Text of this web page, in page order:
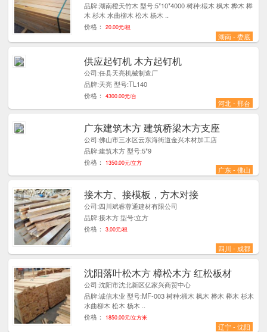
品牌:湖南橙天竹木 型号:5*10*4000 树种:椴木 枫木 桦木 榉
木 杉木 水曲柳木 松木 杨木 ..
价格：
20.00元/根
湖南 - 娄底
供应起钉机 木方起钉机
公司:任县天亮机械制造厂
品牌:天亮 型号:TL140
价格：
4300.00元/台
河北 - 邢台
1
广东建筑木方 建筑桥梁木方支座
公司:佛山市三水区云东海街道金兴木材加工店
品牌:建筑木方 型号:5*9
价格：
1350.00元/立方
广东 - 佛山
4
接木方、接模板，方木对接
公司:四川斌睿蓉通建材有限公司
品牌:接木方 型号:立方
价格：
3.00元/根
四川 - 成都
3
沈阳落叶松木方 樟松木方 红松板材
公司:沈阳市沈北新区亿家兴商贸中心
品牌:诚信木业 型号:MF-003 树种:椴木 枫木 桦木 榉木 杉木
水曲柳木 松木 杨木 ..
价格：
1850.00元/立方米
辽宁 - 沈阳
1